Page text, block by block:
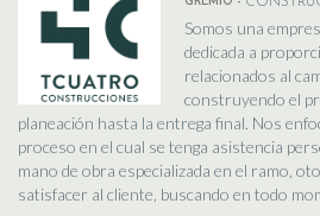
Somos una
dedicada a
relacionados al
construyendo el
planeación hasta la entrega final. Nos
proceso en el cual se tenga asistencia
mano de obra especializada en el ramo,
satisfacer al cliente, buscando en todo